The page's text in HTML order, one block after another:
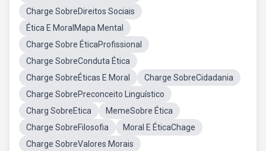
Charge SobreDireitos Sociais
Ética E MoralMapa Mental
Charge Sobre ÉticaProfissional
Charge SobreConduta Ética
Charge SobreÉticas E Moral
Charge SobreCidadania
Charge SobrePreconceito Linguístico
Charg SobreEtica
MemeSobre Ética
Charge SobreFilosofia
Moral E ÉticaChage
Charge SobreValores Morais